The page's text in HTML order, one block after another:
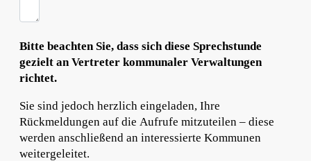
Bitte beachten Sie, dass sich diese Sprechstunde
gezielt an Vertreter kommunaler Verwaltungen
richtet.
Sie sind jedoch herzlich eingeladen, Ihre
Rückmeldungen auf die Aufrufe mitzuteilen – diese
werden anschließend an interessierte Kommunen
weitergeleitet.